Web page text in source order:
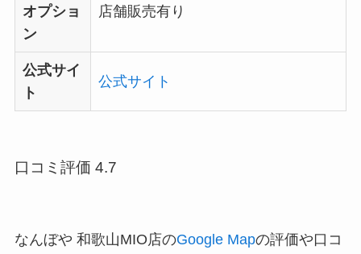
オプショ
ン
店舗販売有り
公式サイ
ト
公式サイト
口コミ評価 4.7
なんぼや 和歌山MIO店のGoogle Mapの評価や口コ